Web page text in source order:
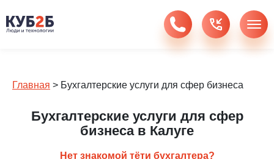
Главная > Бухгалтерские услуги для сфер бизнеса
Бухгалтерские услуги для сфер
бизнеса в Калуге
Нет знакомой тёти бухгалтера?